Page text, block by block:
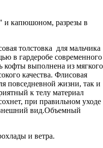
и капюшоном, разрезы в
толстовка для мальчика
в гардеробе современного
кофты выполнена из мягкого
качества. Флисовая
повседневной жизни, так и
к телу материал
при правильном уходе
вид.Объемный
и ветра.